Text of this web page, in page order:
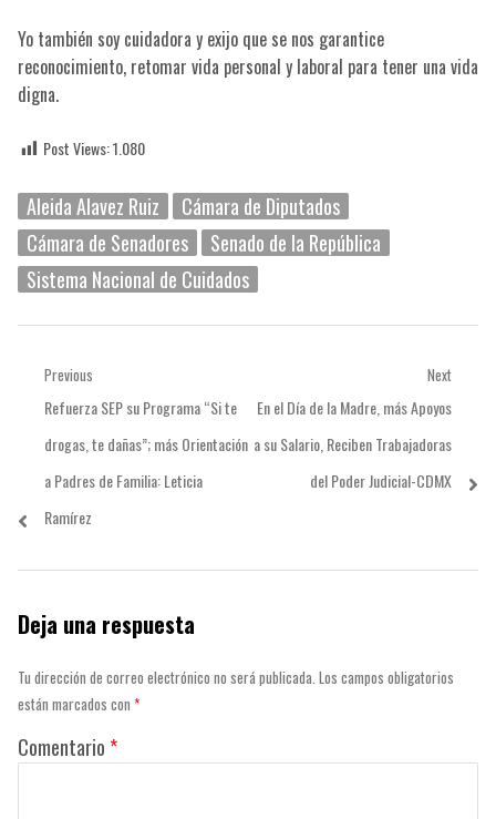
Yo también soy cuidadora y exijo que se nos garantice
reconocimiento, retomar vida personal y laboral para tener una vida
digna.
Post Views:1.080
Aleida Alavez Ruiz
Cámara de Diputados
Cámara de Senadores
Senado de la República
Sistema Nacional de Cuidados
Navegación
entradas
Previous
Previous
post:
Refuerza SEP su Programa “Si te
drogas, te dañas”; más Orientación
a Padres de Familia: Leticia
Ramírez
Next
Next
post:
En el Día de la Madre, más Apoyos
a su Salario, Reciben Trabajadoras
del Poder Judicial-CDMX
Deja una respuesta
Tu dirección de correo electrónico no será publicada. Los campos obligatorios
están marcados con *
Comentario *